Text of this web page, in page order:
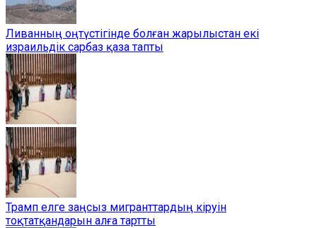
Ливанның оңтүстігінде болған жарылыстан екі
израильдік сарбаз қаза тапты
Трамп елге заңсыз мигранттардың кіруін
тоқтатқандарын алға тартты